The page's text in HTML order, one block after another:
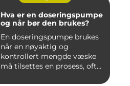
Hva er en doseringspumpe
og når bør den brukes?
En doseringspumpe brukes
når en nøyaktig og
kontrollert mengde væske
må tilsettes en prosess, ofte